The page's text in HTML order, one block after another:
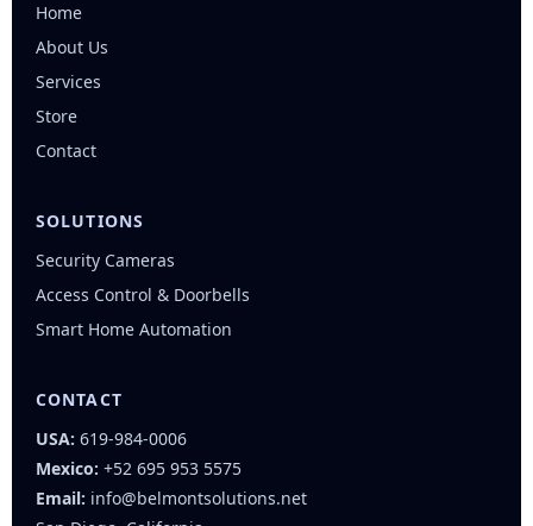
Home
About Us
Services
Store
Contact
SOLUTIONS
Security Cameras
Access Control & Doorbells
Smart Home Automation
CONTACT
USA: 619-984-0006
Mexico: +52 695 953 5575
Email: info@belmontsolutions.net